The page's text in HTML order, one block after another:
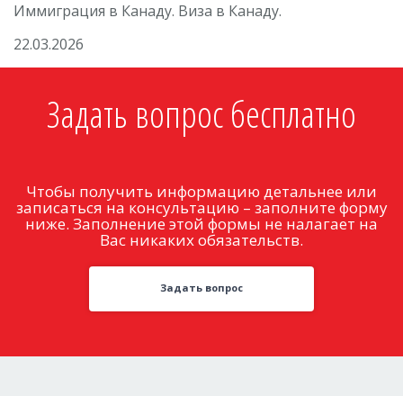
Иммиграция в Канаду. Виза в Канаду.
22.03.2026
Задать вопрос бесплатно
Чтобы получить информацию детальнее или
записаться на консультацию – заполните форму
ниже. Заполнение этой формы не налагает на
Вас никаких обязательств.
Задать вопрос